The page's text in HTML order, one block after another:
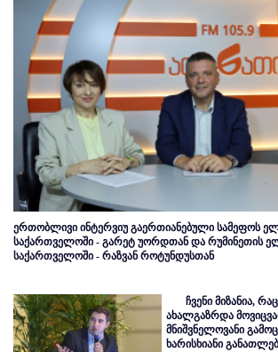
ერთობლივი ინტერვიუ გაერთიანებული სამეფოს
საქართველოში - გარეტ უორდთან და რუმინეთის
საქართველოში - რაზვან როტუნდუსთან
ჩვენი მიზანია,
ახალგაზრდა
მნიშვნელოვანი
ხარისხიანი